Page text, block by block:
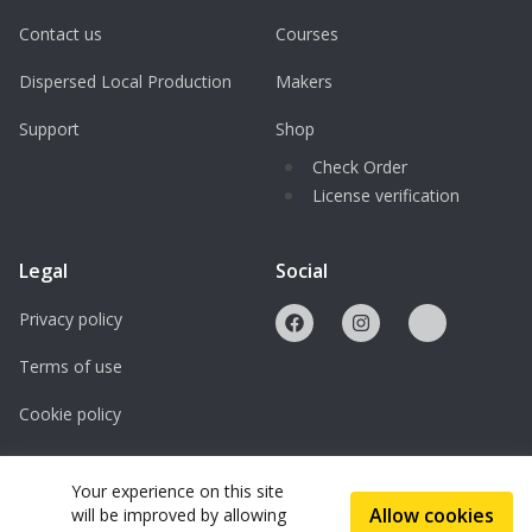
Warteliste sichern!
Contact us
Dispersed Local Production
Support
Courses
Makers
Shop
Check Order
License verification
Legal
Privacy policy
Terms of use
Cookie policy
Licenses
Social
Your experience on this site
will be improved by allowing
Allow cookies